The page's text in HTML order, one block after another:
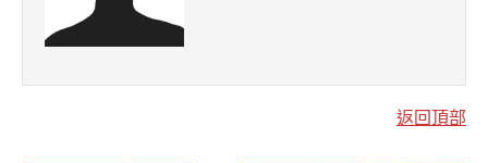
返回頂部